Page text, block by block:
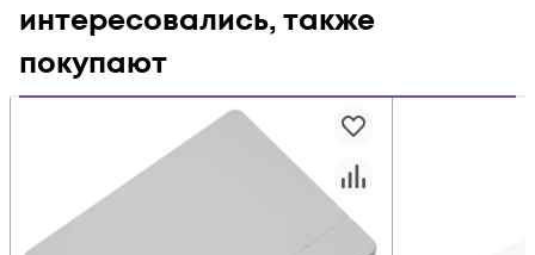
интересовались, также
покупают